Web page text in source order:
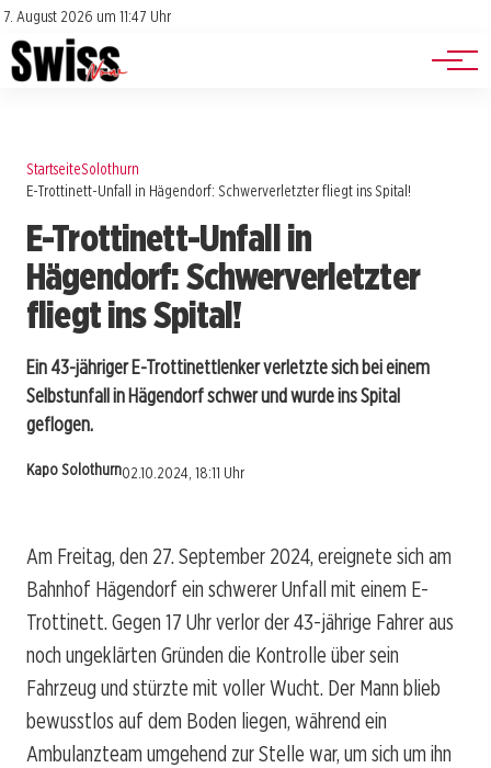
7. August 2026 um 11:47 Uhr
Impressum
Datenschutz
Jobs
Events
StartseiteSolothurn
E-Trottinett-Unfall in Hägendorf: Schwerverletzter fliegt ins Spital!
E-Trottinett-Unfall in
Hägendorf: Schwerverletzter
fliegt ins Spital!
Ein 43-jähriger E-Trottinettlenker verletzte sich bei einem
Selbstunfall in Hägendorf schwer und wurde ins Spital
geflogen.
Kapo Solothurn02.10.2024, 18:11 Uhr
Am Freitag, den 27. September 2024, ereignete sich am
Bahnhof Hägendorf ein schwerer Unfall mit einem E-
Trottinett. Gegen 17 Uhr verlor der 43-jährige Fahrer aus
noch ungeklärten Gründen die Kontrolle über sein
Fahrzeug und stürzte mit voller Wucht. Der Mann blieb
bewusstlos auf dem Boden liegen, während ein
Ambulanzteam umgehend zur Stelle war, um sich um ihn